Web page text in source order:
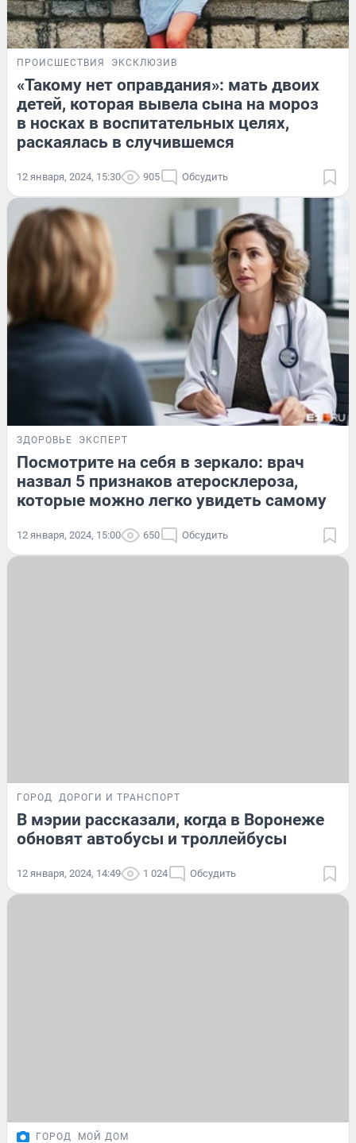
ПРОИСШЕСТВИЯ ЭКСКЛЮЗИВ
«Такому нет оправдания»: мать двоих
детей, которая вывела сына на мороз
в носках в воспитательных целях,
раскаялась в случившемся
12 января, 2024, 15:30 905 Обсудить
ЗДОРОВЬЕ ЭКСПЕРТ
Посмотрите на себя в зеркало: врач
назвал 5 признаков атеросклероза,
которые можно легко увидеть самому
12 января, 2024, 15:00 650 Обсудить
ГОРОД ДОРОГИ И ТРАНСПОРТ
В мэрии рассказали, когда в Воронеже
обновят автобусы и троллейбусы
12 января, 2024, 14:49 1 024 Обсудить
ГОРОД МОЙ ДОМ